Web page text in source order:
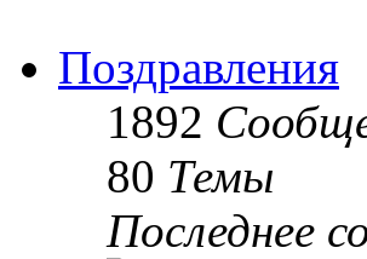
Поздравления
1892
80 Темы
Последнее